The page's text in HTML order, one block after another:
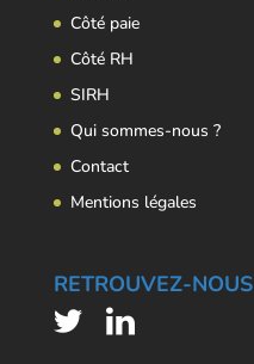
Côté paie
Côté RH
SIRH
Qui sommes-nous ?
Contact
Mentions légales
RETROUVEZ-NOUS